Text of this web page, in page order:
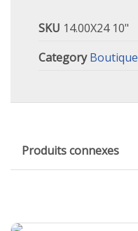
SKU 14.00X24 10"
Category Boutique
Produits connexes